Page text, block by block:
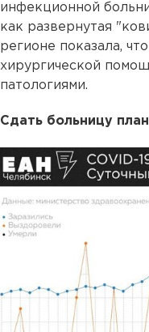
инфекционной
как развернутая
регионе показала,
хирургической
патологиями.
Сдать больницу